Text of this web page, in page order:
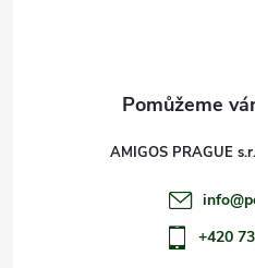
AMIGOS PRAGUE
info@
+420